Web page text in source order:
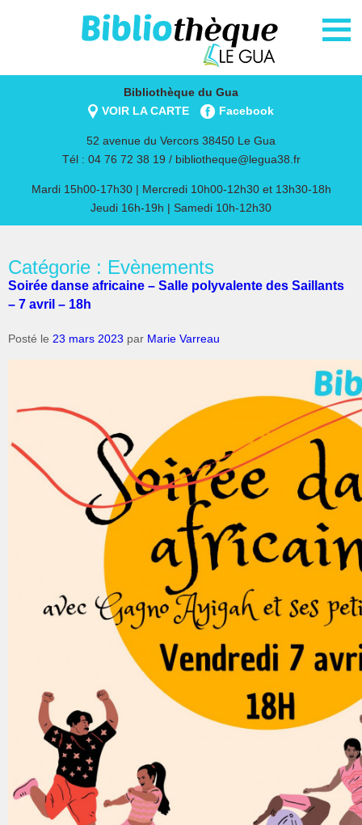
Bibliothèque du Gua
VOIR LA CARTE
Facebook
52 avenue du Vercors 38450 Le Gua
Tél : 04 76 72 38 19 / bibliotheque@legua38.fr
Mardi 15h00-17h30 | Mercredi 10h00-12h30 et 13h30-18h
Jeudi 16h-19h | Samedi 10h-12h30
Catégorie : Evènements
Soirée danse africaine – Salle polyvalente des Saillants
– 7 avril – 18h
Posté le 23 mars 2023 par Marie Varreau